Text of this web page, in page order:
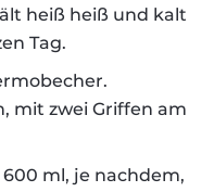
heiß heiß und kalt
Tag.
mit zwei Griffen am
ml, je nachdem,